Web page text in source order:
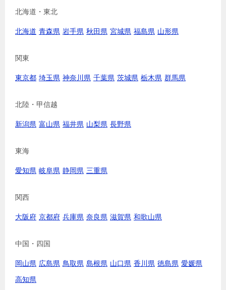
北海道・東北
北海道 青森県 岩手県 秋田県 宮城県 福島県 山形県
関東
東京都 埼玉県 神奈川県 千葉県 茨城県 栃木県 群馬県
北陸・甲信越
新潟県 富山県 福井県 山梨県 長野県
東海
愛知県 岐阜県 静岡県 三重県
関西
大阪府 京都府 兵庫県 奈良県 滋賀県 和歌山県
中国・四国
岡山県 広島県 鳥取県 島根県 山口県 香川県 徳島県 愛媛県
高知県